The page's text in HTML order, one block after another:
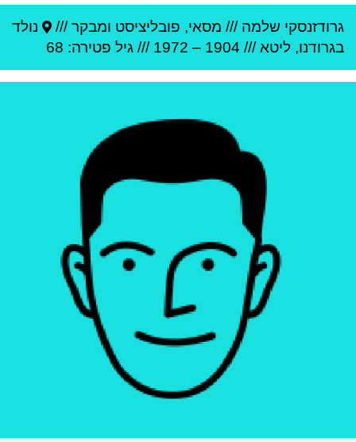
גרודזנסקי שלמה /// מסאי, פובליציסט ומבקר ///
נולד
בגרודנו, ליטא ///
1904
–
1972 /// גיל פטירה: 68